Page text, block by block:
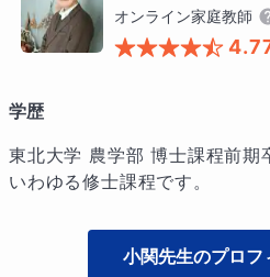
オンライン家庭教師
学歴
東北大学 農学部 博士課程前期
いわゆる修士課程です。
小関先生のプロフ